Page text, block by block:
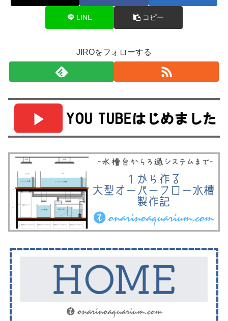
LINE コピー
JIROをフォローする